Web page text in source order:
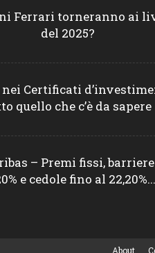
Ferrari torneranno ai
del 2025?
Certificati
quello che c’è da sapere
– Premi fissi,
e cedole fino al 22,20%...
About